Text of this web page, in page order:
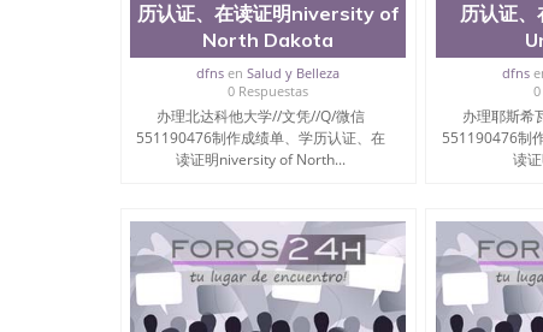
历认证、在读证明niversity of
North Dakota
dfns enSalud y Belleza
0 Respuestas
办理北达科他大学//文凭//Q/微信
551190476制作成绩单、学历认证、在
读证明niversity of North...
历认证
dfns
办理耶斯希
551190476制
读